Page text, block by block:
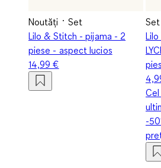
Noutăți
Set
Lilo & Stitch - pijama - 2
piese - aspect lucios
14,99 €
Set
-